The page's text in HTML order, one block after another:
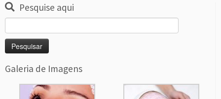
Pesquise aqui
por:
Galeria de Imagens